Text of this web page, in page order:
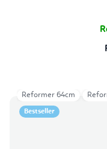
Bestseller
Reformer 64cm